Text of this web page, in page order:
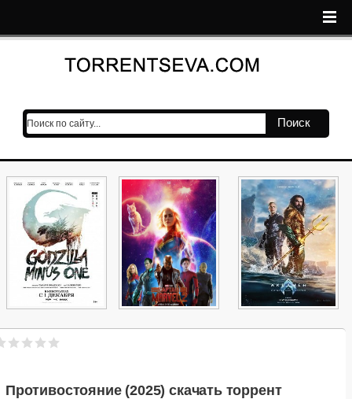
Поиск
Противостояние (2025) скачать торрент